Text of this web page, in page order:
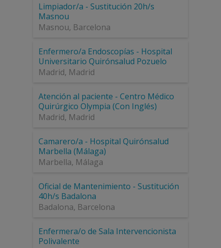
Limpiador/a - Sustitución 20h/s
Masnou
Masnou, Barcelona
Enfermero/a Endoscopías - Hospital
Universitario Quirónsalud Pozuelo
Madrid, Madrid
Atención al paciente - Centro Médico
Quirúrgico Olympia (Con Inglés)
Madrid, Madrid
Camarero/a - Hospital Quirónsalud
Marbella (Málaga)
Marbella, Málaga
Oficial de Mantenimiento - Sustitución
40h/s Badalona
Badalona, Barcelona
Enfermera/o de Sala Intervencionista
Polivalente